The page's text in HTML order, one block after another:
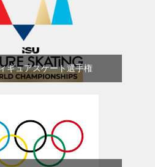
ギュアスケート選手権